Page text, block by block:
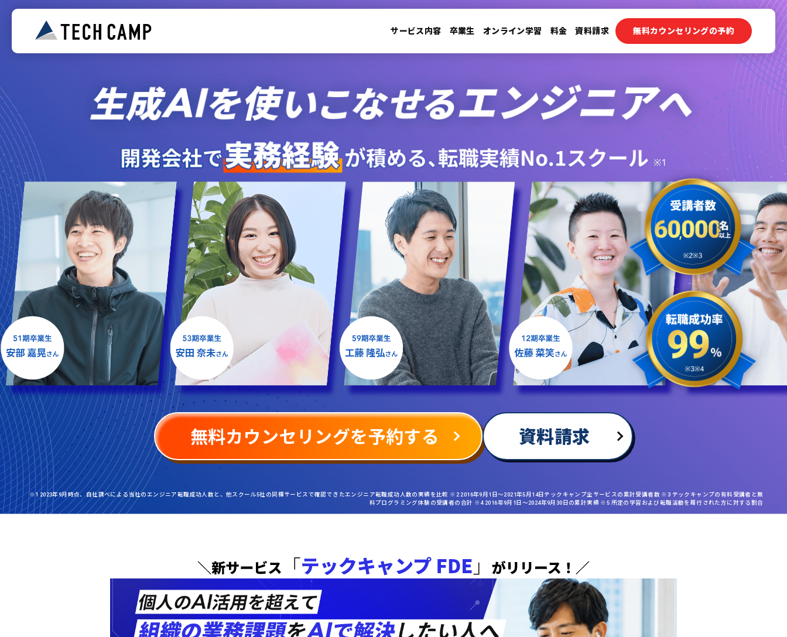
サービス内容 卒業生 オンライン学習 料金 資料請求 無料カウンセリングの予約
無料カウンセリングを予約する 資料請求
※1 2023年9月時点、自社調べによる当社のエンジニア転職成功人数と、他スクール5社の同種サービスで確認できたエンジニア転職成功人数の実績を比較 ※2 2016年9月1日〜2021年5月14日テックキャンプ全サービスの累計受講者数 ※3 テックキャンプの有料受講者と無
料プログラミング体験の受講者の合計 ※4 2016年9月1日〜2024年9月30日の累計実績 ※5 所定の学習および転職活動を履行された方に対する割合